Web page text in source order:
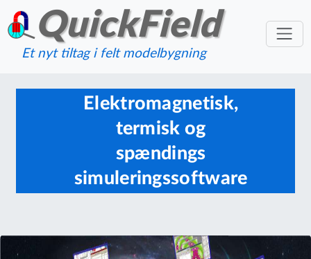
QuickField
Et nyt tiltag i felt modelbygning
Elektromagnetisk,
termisk og
spændings
simuleringssoftware